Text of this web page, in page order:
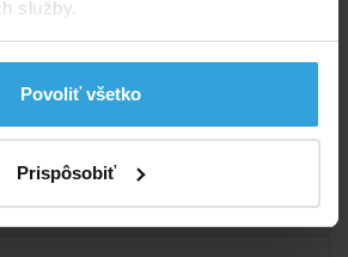
služby.
Povoliť všetko
Prispôsobiť
pumpičkou.
aj ako provizórne cestovné
23 cm.